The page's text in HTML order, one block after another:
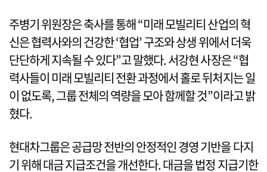
주병기 위원장은 축사를 통해 “미래 모빌리티 산업의 혁
신은 협력사와의 건강한 ‘협업’ 구조와 상생 위에서 더욱
단단하게 지속될 수 있다”고 말했다. 서강현 사장은 “협
력사들이 미래 모빌리티 전환 과정에서 홀로 뒤처지는 일
이 없도록, 그룹 전체의 역량을 모아 함께할 것”이라고 밝
혔다.
현대차그룹은 공급망 전반의 안정적인 경영 기반을 다지
기 위해 대금 지급조건을 개선한다. 대금을 법정 지급기한